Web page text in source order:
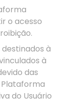
o acesso
à
à
das
do Usuário